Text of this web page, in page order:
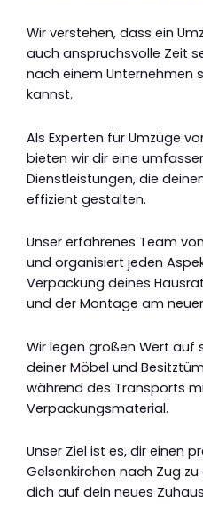
Wir verstehen, dass ein
auch anspruchsvolle Zeit
nach einem Unternehmen
kannst.
Als Experten für Umzüge
bieten wir dir eine
Dienstleistungen, die
effizient gestalten.
Unser erfahrenes Team
und organisiert jeden
Verpackung deines
und der Montage am
Wir legen großen Wert
deiner Möbel und
während des Transports
Verpackungsmaterial.
Unser Ziel ist es, dir einen
Gelsenkirchen nach Zug
dich auf dein neues